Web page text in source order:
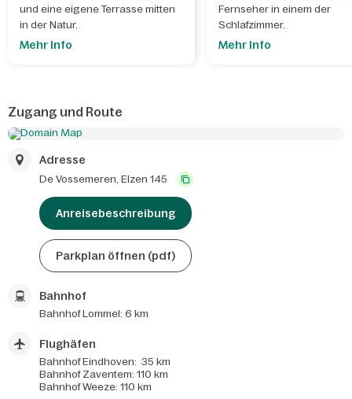
und eine eigene Terrasse mitten
in der Natur.
Mehr Info
Fernseher in einem der
Schlafzimmer.
Mehr Info
Zugang und Route
Adresse
De Vossemeren, Elzen 145
Anreisebeschreibung
Parkplan öffnen (pdf)
Bahnhof
Bahnhof Lommel: 6 km
Flughäfen
Bahnhof Eindhoven: 35 km
Bahnhof Zaventem: 110 km
Bahnhof Weeze: 110 km